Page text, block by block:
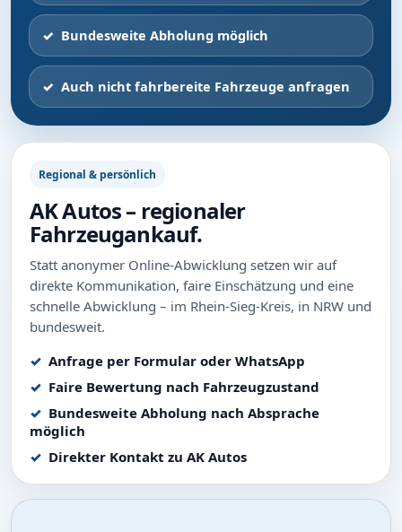
Bundesweite Abholung möglich
Auch nicht fahrbereite Fahrzeuge anfragen
Regional & persönlich
AK Autos – regionaler
Fahrzeugankauf.
Statt anonymer Online-Abwicklung setzen wir auf
direkte Kommunikation, faire Einschätzung und eine
schnelle Abwicklung – im Rhein-Sieg-Kreis, in NRW und
bundesweit.
Anfrage per Formular oder WhatsApp
Faire Bewertung nach Fahrzeugzustand
Bundesweite Abholung nach Absprache
möglich
Direkter Kontakt zu AK Autos